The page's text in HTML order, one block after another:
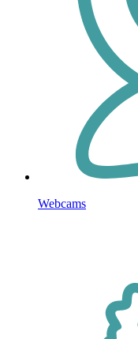
Webcams